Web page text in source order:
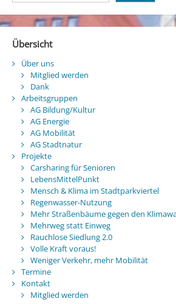
Übersicht
Über uns
Mitglied werden
Dank
Arbeitsgruppen
AG Bildung/Kultur
AG Energie
AG Mobilität
AG Stadtnatur
Projekte
Carsharing für Senioren
LebensMittelPunkt
Mensch & Klima im Stadtparkviertel
Regenwasser-Nutzung
Mehr Straßenbäume gegen den
Mehrweg statt Einweg
Rauchlose Siedlung 2.0
Volle Kraft voraus!
Weniger Verkehr, mehr Mobilität
Termine
Kontakt
Mitglied werden